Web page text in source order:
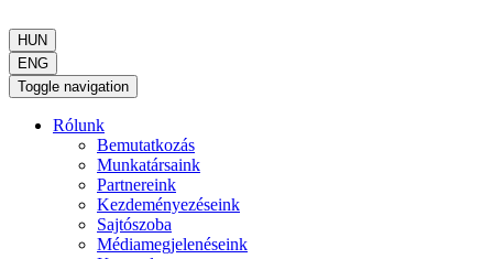
HUN
ENG
Toggle navigation
Rólunk
Bemutatkozás
Munkatársaink
Partnereink
Kezdeményezéseink
Sajtószoba
Médiamegjelenéseink